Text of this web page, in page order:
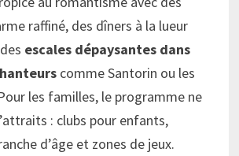
raffiné, des dîners à la lueur
escales dépaysantes dans
comme Santorin ou les
les familles, le programme ne
: clubs pour enfants,
d’âge et zones de jeux.